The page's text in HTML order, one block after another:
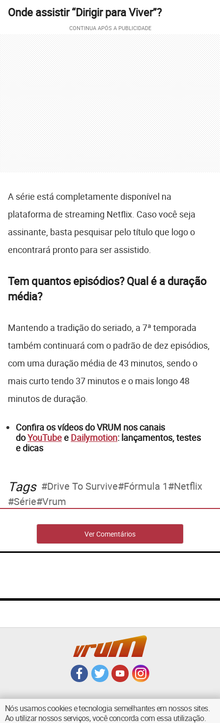
Onde assistir “Dirigir para Viver”?
A série está completamente disponível na
plataforma de streaming Netflix. Caso você seja
assinante, basta pesquisar pelo título que logo o
encontrará pronto para ser assistido.
Tem quantos episódios? Qual é a duração
média?
Mantendo a tradição do seriado, a 7ª temporada
também continuará com o padrão de dez episódios,
com uma duração média de 43 minutos, sendo o
mais curto tendo 37 minutos e o mais longo 48
minutos de duração.
Confira os vídeos do VRUM nos canais
doYouTubee Dailymotion: lançamentos, testes
e dicas
Tags Drive To Survive Fórmula 1
Netflix
Série Vrum
Ver Comentários
Nós usamos cookies e tecnologia semelhantes em nossos sites.
Ao utilizar nossos serviços, você concorda com essa utilização.